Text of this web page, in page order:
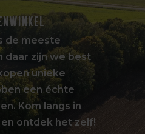
de meeste
daar zijn we best
unieke
een échte
Kom langs in
ontdek het zelf!